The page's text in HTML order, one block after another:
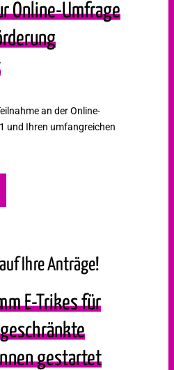
Online-Umfrage
an der Online-
und Ihren umfangreichen
Ihre Anträge!
E-Trikes für
gestartet